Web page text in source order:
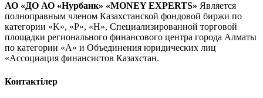
АО «ДО АО «Нурбанк» «MONEY EXPERTS» Является
полноправным членом Казахстанской фондовой биржи по
категории «K», «P», «H», Специализированной торговой
площадки регионального финансового центра города Алматы
по категории «А» и Объединения юридических лиц
«Ассоциация финансистов Казахстан.
Контактілер